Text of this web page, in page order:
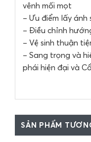
vênh mối mọt
– Ưu điểm lấy
– Điều chỉnh
– Vệ sinh thuận
– Sang trọng và
phái hiện đại và
SẢN PHẨM